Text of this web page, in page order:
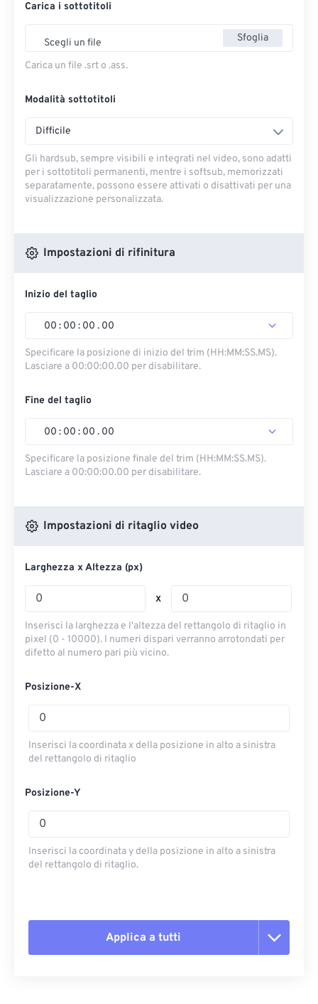
Carica i sottotitoli
Scegli un file Sfoglia
Carica un file .srt o .ass.
Modalità sottotitoli
Difficile
Gli hardsub, sempre visibili e integrati nel video, sono adatti
per i sottotitoli permanenti, mentre i softsub, memorizzati
separatamente, possono essere attivati ​​o disattivati ​​per una
visualizzazione personalizzata.
Impostazioni di rifinitura
Inizio del taglio
00 : 00 : 00 . 00
Specificare la posizione di inizio del trim (HH:MM:SS.MS).
Lasciare a 00:00:00.00 per disabilitare.
Fine del taglio
00 : 00 : 00 . 00
Specificare la posizione finale del trim (HH:MM:SS.MS).
Lasciare a 00:00:00.00 per disabilitare.
Impostazioni di ritaglio video
Larghezza x Altezza (px)
x
Inserisci la larghezza e l'altezza del rettangolo di ritaglio in
pixel (0 - 10000). I numeri dispari verranno arrotondati per
difetto al numero pari più vicino.
Posizione-X
Inserisci la coordinata x della posizione in alto a sinistra
del rettangolo di ritaglio
Posizione-Y
Inserisci la coordinata y della posizione in alto a sinistra
del rettangolo di ritaglio.
Applica a tutti